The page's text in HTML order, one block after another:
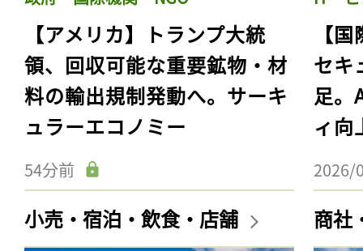
【アメリカ】トランプ大統
領、回収可能な重要鉱物・材
料の輸出規制発動へ。サーキ
ュラーエコノミー
54分前
【
セキ
足。
ィ向
2026/
小売・宿泊・飲食・店舗 商社